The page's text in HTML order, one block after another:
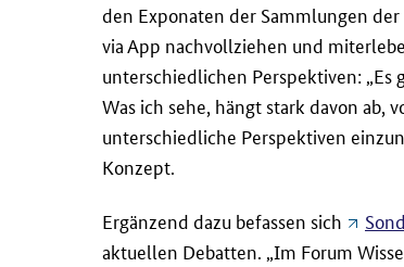
den Exponaten der Sammlungen
via App nachvollziehen und
unterschiedlichen Perspektiven:
Was ich sehe, hängt stark davon ab,
unterschiedliche Perspektiven
Konzept.
Ergänzend dazu befassen sich
aktuellen Debatten. „Im Forum